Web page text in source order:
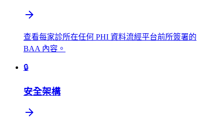
查看每家診所在任何 PHI 資料流經平台前所簽署的
BAA 內容。
🔒
安全架構